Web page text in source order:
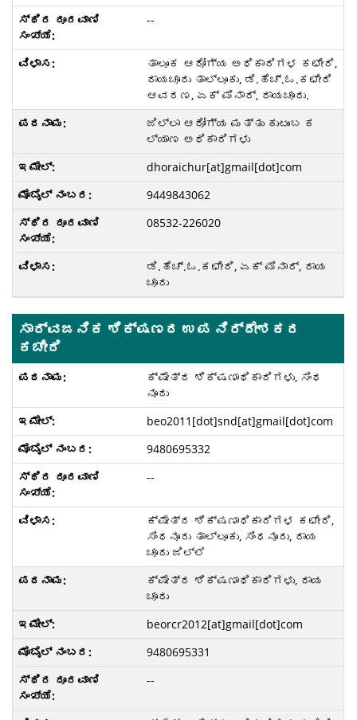
--
ತಾಲೂಕ ಆರೋಗ್ಯ ಅಧಿಕಾರಿಗಳ ಕಛೇರಿ,
ರಾಯಚೂರು ತಾಲ್ಲೂಕು, ಡಿ.ಹೆಚ್.ಓ.ಕಛೇರಿ
ಆವರಣ, ಏಕ್ ಮಿನಾರ್, ರಾಯಚೂರು.
ಜಿಲ್ಲಾ ಆರೋಗ್ಯ ಮತ್ತು ಕುಟುಂಬ ಕ
ಲ್ಯಾಣ ಅಧಿಕಾರಿಗಳು
dhoraichur[at]gmail[dot]com
9449843062
08532-226020
ಡಿ.ಹೆಚ್.ಓ.ಕಛೇರಿ, ಏಕ್ ಮಿನಾರ್, ರಾಯ
ಚೂರು
ಸಾರ್ವಜನಿಕ ಶಿಕ್ಷಣದ ಉಪ ನಿರ್ದೇಶಕರ
ಕಚೇರಿ
ಕ್ಷೇತ್ರ ಶಿಕ್ಷಣಾಧಿಕಾರಿಗಳು, ಸಿಂಧ
ನೂರು
beo2011[dot]snd[at]gmail[dot]com
9480695332
--
ಕ್ಷೇತ್ರ ಶಿಕ್ಷಣಾಧಿಕಾರಿಗಳ ಕಛೇರಿ,
ಸಿಂಧನೂರು ತಾಲ್ಲೂಕು, ಸಿಂಧನೂರು, ರಾಯ
ಚೂರು ಜಿಲ್ಲೆ
ಕ್ಷೇತ್ರ ಶಿಕ್ಷಣಾಧಿಕಾರಿಗಳು, ರಾಯ
ಚೂರು
beorcr2012[at]gmail[dot]com
9480695331
--